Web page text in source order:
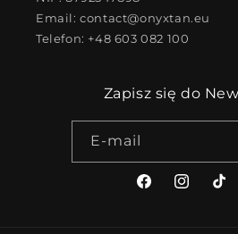
Email: contact@onyxtan.eu
Telefon: +48 603 082 100
Zapisz się do
E-mail
FacebookInstagram